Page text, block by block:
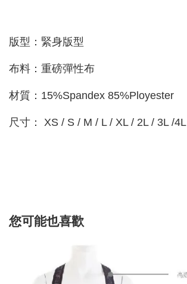
版型：緊身版型
布料：重磅彈性布
材質：15%Spandex 85%Ployester
尺寸： XS / S / M / L / XL / 2L / 3L /4L
您可能也喜歡